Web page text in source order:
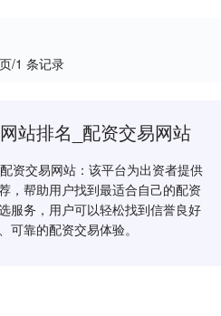
/1 条记录
站排名_配资交易网站
资交易网站：该平台为出资者提供
，帮助用户找到最适合自己的配资
服务，用户可以轻松找到信誉良好
可靠的配资交易体验。